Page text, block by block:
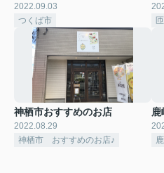
2022.09.03
つくば市
神栖市おすすめのお店
2022.08.29
神栖市 おすすめのお店♪